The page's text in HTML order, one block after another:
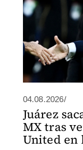
04.08.2026/
Juárez
MX tras
United en